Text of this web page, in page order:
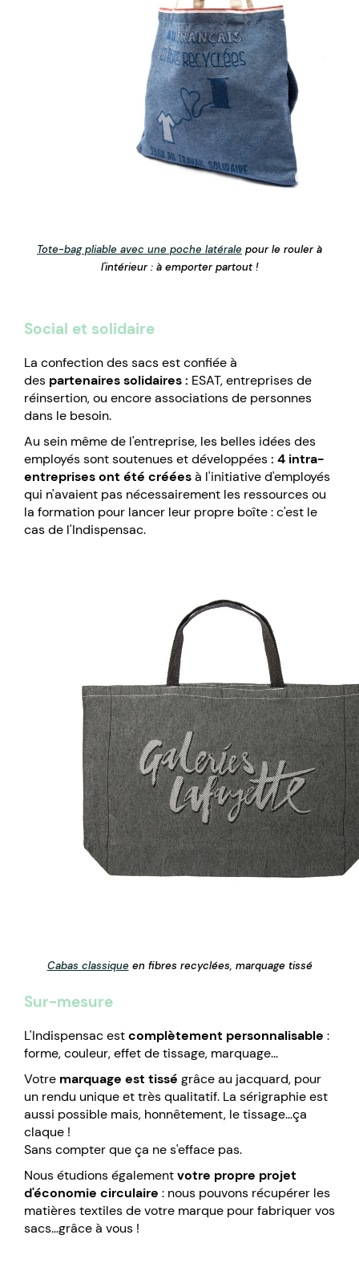
Tote-bag pliable avec une poche latérale pour le rouler à
l'intérieur : à emporter partout !
Social et solidaire
La confection des sacs est confiée à
des partenaires solidaires : ESAT, entreprises de
réinsertion, ou encore associations de personnes
dans le besoin.
Au sein même de l'entreprise, les belles idées des
employés sont soutenues et développées: 4 intra-
entreprises ont été crééesà l'initiative d'employés
qui n'avaient pas nécessairement les ressources ou
la formation pour lancer leur propre boîte : c'est le
cas de l'Indispensac.
Cabas classiqueen fibres recyclées, marquage tissé
Sur-mesure
L'Indispensac estcomplètement personnalisable :
forme, couleur, effet de tissage, marquage...
Votre marquage est tissé grâce au jacquard, pour
un rendu unique et très qualitatif. La sérigraphie est
aussi possible mais, honnêtement, le tissage...ça
claque !
Sans compter que ça ne s'efface pas.
Nous étudions égalementvotre propre projet
d'économie circulaire : nous pouvons récupérer les
matières textiles de votre marque pour fabriquer vos
sacs...grâce à vous !